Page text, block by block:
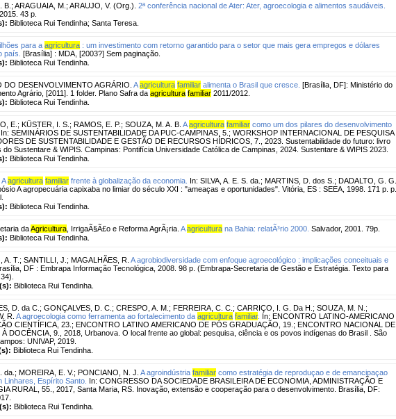
B. ; ARAGUAIA, M. ; ARAUJO, V. (Org.). 2ª conferência nacional de Ater: Ater, agroecologia e alimentos saudáveis.
43 p.
Biblioteca Rui Tendinha; Santa Teresa.
para a agricultura : um investimento com retorno garantido para o setor que mais gera empregos e dólares
país. [Brasília] : MDA, [2003?] Sem paginação.
Biblioteca Rui Tendinha.
DO DESENVOLVIMENTO AGRÁRIO. Aagricultura familiar alimenta o Brasil que cresce. [Brasília, DF]: Ministério do
Agrário, [2011]. 1 folder. Plano Safra da agricultura familiar 2011/2012.
Biblioteca Rui Tendinha.
E. ; KÜSTER, I. S. ; RAMOS, E. P. ; SOUZA, M. A. B. Aagricultura familiar como um dos pilares do desenvolvimento
In: SEMINÁRIOS DE SUSTENTABILIDADE DA PUC-CAMPINAS, 5.; WORKSHOP INTERNACIONAL DE PESQUISA
DE SUSTENTABILIDADE E GESTÃO DE RECURSOS HÍDRICOS, 7., 2023. Sustentabilidade do futuro: livro
do Sustentare & WIPIS. Campinas: Pontifícia Universidade Católica de Campinas, 2024. Sustentare & WIPIS 2023.
Biblioteca Rui Tendinha.
Aagricultura familiar frente à globalização da economia. In: SILVA, A. E. S. da.; MARTINS, D. dos S.; DADALTO, G. G.
A agropecuária capixaba no limiar do século XXI : "ameaças e oportunidades". Vitória, ES : SEEA, 1998. 171 p. p.
Biblioteca Rui Tendinha.
daAgricultura , IrrigaÃ§Ã£o e Reforma AgrÃ¡ria. Aagricultura na Bahia: relatÃ³rio 2000. Salvador, 2001. 79p.
Biblioteca Rui Tendinha.
A. T. ; SANTILLI, J. ; MAGALHÃES, R. A agrobiodiversidade com enfoque agroecológico : implicações conceituais e
DF : Embrapa Informação Tecnológica, 2008. 98 p. (Embrapa-Secretaria de Gestão e Estratégia. Texto para
Biblioteca Rui Tendinha.
D. da C. ; GONÇALVES, D. C. ; CRESPO, A. M. ; FERREIRA, C. C. ; CARRIÇO, I. G. Da H. ; SOUZA, M. N. ;
R. A agroecologia como ferramenta ao fortalecimento da agricultura familiar. In: ENCONTRO LATINO-AMERICANO
CIENTÍFICA, 23.; ENCONTRO LATINO AMERICANO DE PÓS GRADUAÇÃO, 19.; ENCONTRO NACIONAL DE
À DOCÊNCIA, 9., 2018, Urbanova. O local frente ao global: pesquisa, ciência e os povos indígenas do Brasil . São
UNIVAP, 2019.
Biblioteca Rui Tendinha.
da. ; MOREIRA, E. V.; PONCIANO, N. J. A agroindústria familiar como estratégia de reproduçao e de emancipaçao
Linhares, Espírito Santo. In: CONGRESSO DA SOCIEDADE BRASILEIRA DE ECONOMIA, ADMINISTRAÇÃO E
RURAL, 55., 2017, Santa Maria, RS. Inovação, extensão e cooperação para o desenvolvimento. Brasília, DF:
Biblioteca Rui Tendinha.